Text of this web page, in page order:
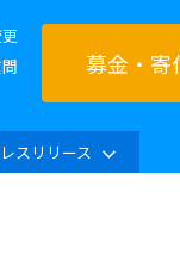
募金・寄
スリリース